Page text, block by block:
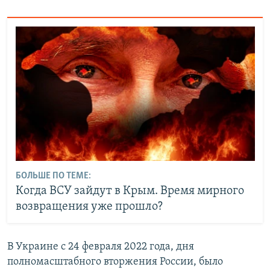
БОЛЬШЕ ПО ТЕМЕ:
Когда ВСУ зайдут в Крым. Время мирного
возвращения уже прошло?
В Украине с 24 февраля 2022 года, дня
полномасштабного вторжения России, было